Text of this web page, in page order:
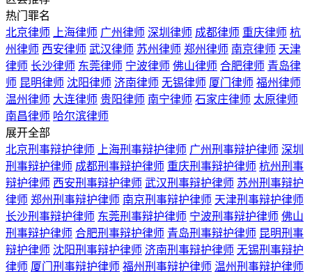
热门罪名
北京律师
上海律师 广州律师 深圳律师 成都律师 重庆律师 杭
州律师 西安律师 武汉律师 苏州律师 郑州律师 南京律师 天津
律师 长沙律师 东莞律师 宁波律师 佛山律师 合肥律师 青岛律
师 昆明律师 沈阳律师 济南律师 无锡律师 厦门律师 福州律师
温州律师 大连律师 贵阳律师 南宁律师 石家庄律师 太原律师
南昌律师 哈尔滨律师
展开全部
北京刑事辩护律师
上海刑事辩护律师 广州刑事辩护律师 深圳
刑事辩护律师 成都刑事辩护律师 重庆刑事辩护律师 杭州刑事
辩护律师 西安刑事辩护律师 武汉刑事辩护律师 苏州刑事辩护
律师 郑州刑事辩护律师 南京刑事辩护律师 天津刑事辩护律师
长沙刑事辩护律师 东莞刑事辩护律师 宁波刑事辩护律师 佛山
刑事辩护律师 合肥刑事辩护律师 青岛刑事辩护律师 昆明刑事
辩护律师 沈阳刑事辩护律师 济南刑事辩护律师 无锡刑事辩护
律师 厦门刑事辩护律师 福州刑事辩护律师 温州刑事辩护律师